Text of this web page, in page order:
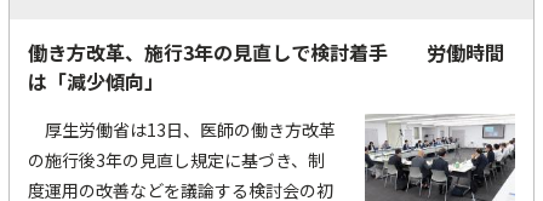
働き方改革、施行3年の見直しで検討着手 労働時間
は「減少傾向」
厚生労働省は13日、医師の働き方改革
の施行後3年の見直し規定に基づき、制
度運用の改善などを議論する検討会の初